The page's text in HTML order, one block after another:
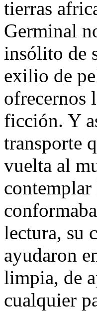
tierras
Germinal
insólito de
exilio de
ofrecernos
ficción. Y
transporte
vuelta al
contemplar
lectura, su
ayudaron
limpia, de
cualquier